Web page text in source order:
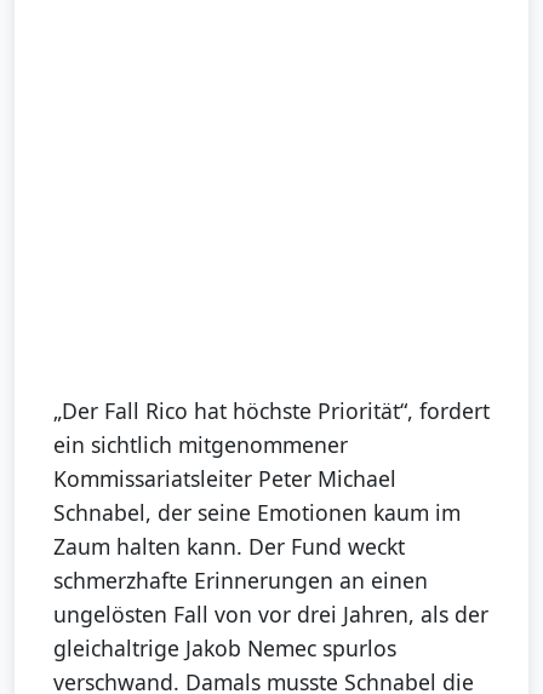
„Der Fall Rico hat höchste Priorität“, fordert
ein sichtlich mitgenommener
Kommissariatsleiter Peter Michael
Schnabel, der seine Emotionen kaum im
Zaum halten kann. Der Fund weckt
schmerzhafte Erinnerungen an einen
ungelösten Fall von vor drei Jahren, als der
gleichaltrige Jakob Nemec spurlos
verschwand. Damals musste Schnabel die